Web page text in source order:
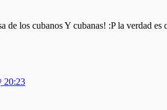
de los cubanos Y cubanas! :P la verdad
20:23